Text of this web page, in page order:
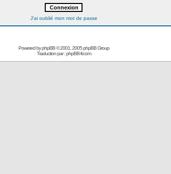
J'ai oublié mon mot de passe
Powered byphpBB© 2001, 2005 phpBB Group
Traduction par :phpBB-fr.com